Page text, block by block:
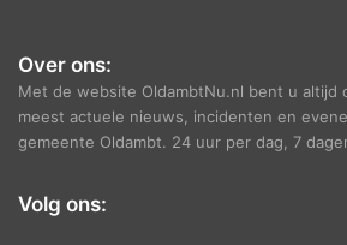
Over ons:
Met de website OldambtNu.nl bent u altijd
meest actuele nieuws, incidenten en
gemeente Oldambt. 24 uur per dag, 7
Volg ons: